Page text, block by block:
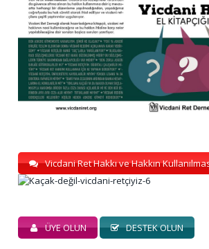
Vicdani Ret Hakkı ve Hakkın
ÜYE OLUN DESTEK OLUN